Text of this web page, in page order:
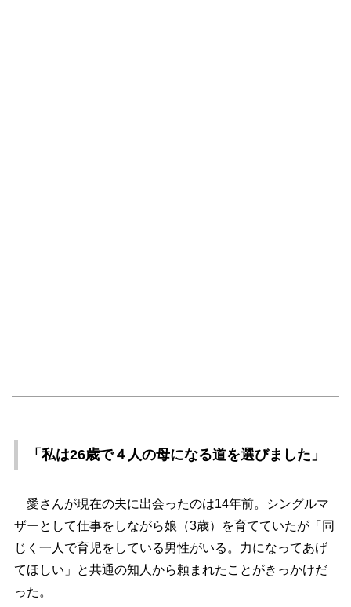
「私は26歳で４人の母になる道を選びました」
愛さんが現在の夫に出会ったのは14年前。シングルマ
ザーとして仕事をしながら娘（3歳）を育てていたが「同
じく一人で育児をしている男性がいる。力になってあげ
てほしい」と共通の知人から頼まれたことがきっかけだ
った。